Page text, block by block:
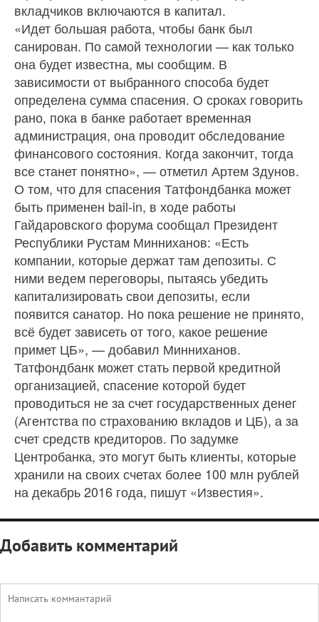
вкладчиков включаются в капитал.
«Идет большая работа, чтобы банк был
санирован. По самой технологии — как только
она будет известна, мы сообщим. В
зависимости от выбранного способа будет
определена сумма спасения. О сроках говорить
рано, пока в банке работает временная
администрация, она проводит обследование
финансового состояния. Когда закончит, тогда
все станет понятно», — отметил Артем Здунов.
О том, что для спасения Татфондбанка может
быть применен bail-in, в ходе работы
Гайдаровского форума сообщал Президент
Республики Рустам Минниханов: «Есть
компании, которые держат там депозиты. С
ними ведем переговоры, пытаясь убедить
капитализировать свои депозиты, если
появится санатор. Но пока решение не принято,
всё будет зависеть от того, какое решение
примет ЦБ», — добавил Минниханов.
Татфондбанк может стать первой кредитной
организацией, спасение которой будет
проводиться не за счет государственных денег
(Агентства по страхованию вкладов и ЦБ), а за
счет средств кредиторов. По задумке
Центробанка, это могут быть клиенты, которые
хранили на своих счетах более 100 млн рублей
на декабрь 2016 года, пишут «Известия».
Добавить комментарий